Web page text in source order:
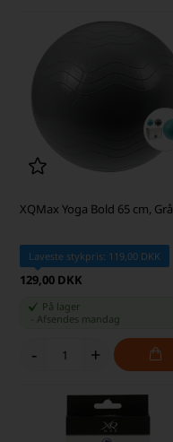
XQMax Yoga Bold 65 cm, Grå
Laveste stykpris: 119,00 DKK
129,00 DKK
På lager
-Afsendes mandag
- +